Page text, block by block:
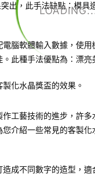
出，此手法缺點：模具
腦軟體輸入數據，使
此種手法優點為：漂亮
化水晶獎盃的效果。
工藝技術的進步，許
介紹一些常見的客製化
成不同數字的造型，